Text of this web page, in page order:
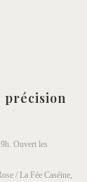
précision
Ouvert les
/ La Fée Caséine,